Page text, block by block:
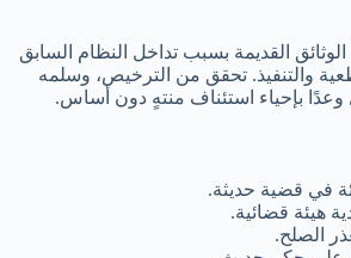
القديمة بسبب تداخل النظام السابق
والتنفيذ. تحقق من الترخيص، وسلمه
وعدًا بإحياء استئناف منتهٍ دون أساس.
في قضية حديثة.
هيئة قضائية.
الصلح.